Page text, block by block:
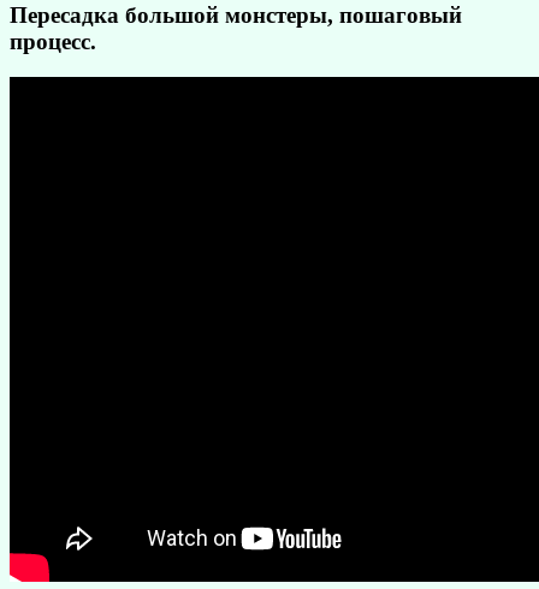
Пересадка большой монстеры, пошаговый
процесс.